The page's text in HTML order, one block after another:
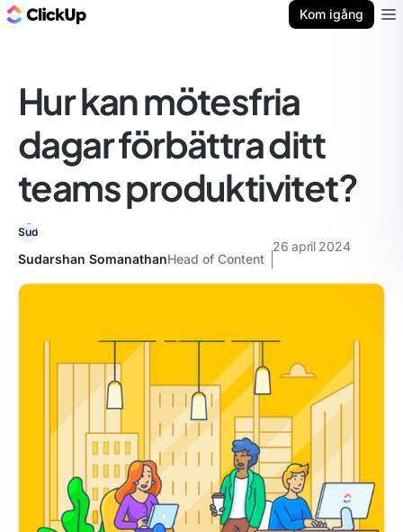
Kom igång
Hur kan mötesfria
dagar förbättra ditt
teams produktivitet?
Sudarshan SomanathanHead of Content
26 april 2024